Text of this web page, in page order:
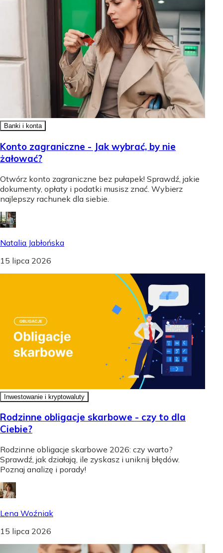
Banki i konta
Konto zagraniczne - Jak wybrać, by nie
żałować?
Otwórz konto zagraniczne bez pułapek! Sprawdź, jakie
dokumenty, opłaty i podatki musisz znać. Wybierz
najlepszy rachunek dla siebie.
Natalia Jabłońska
15 lipca 2026
Inwestowanie i kryptowaluty
Rodzinne obligacje skarbowe - czy to dla
Ciebie?
Rodzinne obligacje skarbowe 2026: czy warto?
Sprawdź, jak działają, ile zyskasz i uniknij błędów.
Poznaj analizę i porady!
Lena Woźniak
15 lipca 2026